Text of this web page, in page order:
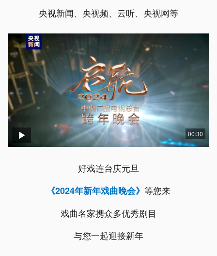
央视新闻、央视频、云听、央视网等
00:30
好戏连台庆元旦
《2024年新年戏曲晚会》 等您来
戏曲名家携众多优秀剧目
与您一起迎接新年